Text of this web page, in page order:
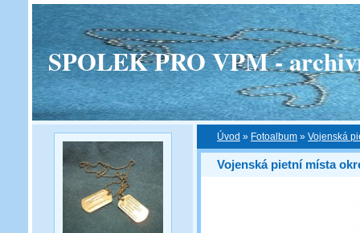
SPOLEK PRO VPM -
Úvod » Fotoalbum » Vojenská
Vojenská pietní místa